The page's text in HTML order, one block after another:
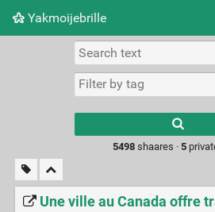
Yakmoijebrille
Picture wall
5498shaares · 5
Une ville au Canada offre